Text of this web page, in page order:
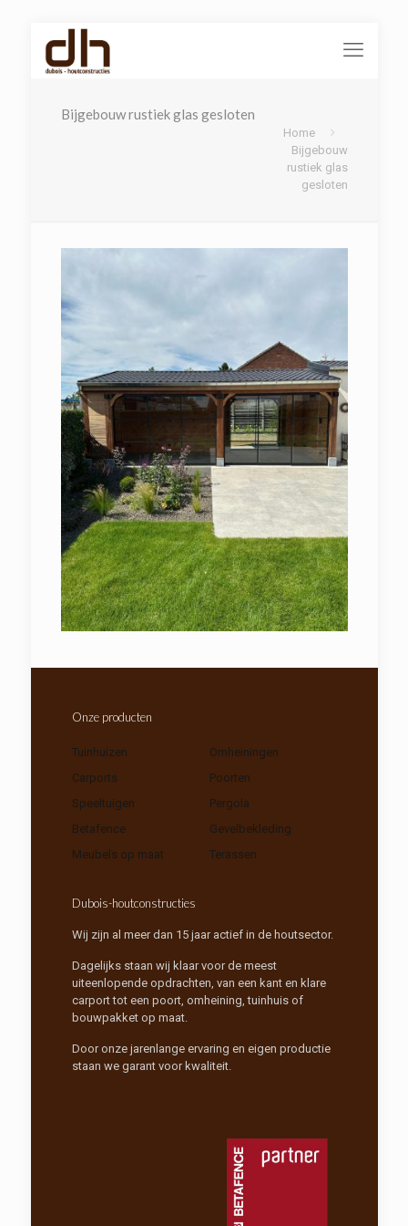
Bijgebouw rustiek glas gesloten
Home
Bijgebouw
rustiek glas
gesloten
Onze producten
Tuinhuizen
Carports
Speeltuigen
Betafence
Meubels op maat
Omheiningen
Poorten
Pergola
Gevelbekleding
Terassen
Dubois-houtconstructies
Wij zijn al meer dan 15 jaar actief in de houtsector.
Dagelijks staan wij klaar voor de meest
uiteenlopende opdrachten, van een kant en klare
carport tot een poort, omheining, tuinhuis of
bouwpakket op maat.
Door onze jarenlange ervaring en eigen productie
staan we garant voor kwaliteit.